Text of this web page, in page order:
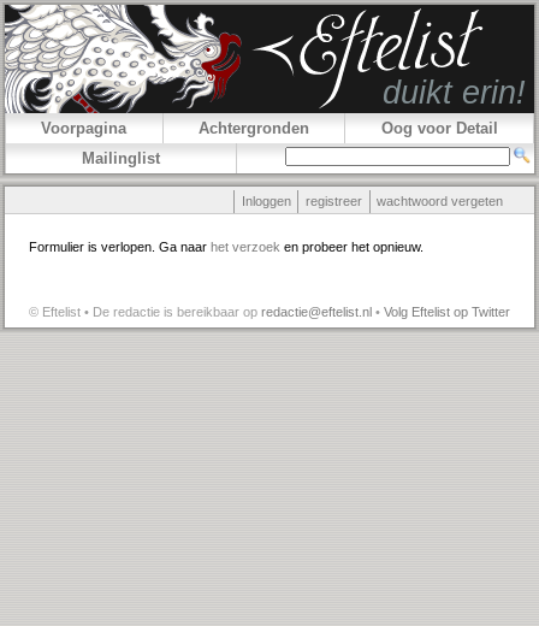
Voorpagina Achtergronden
Oog voor Detail
Mailinglist
Inloggen registreer wachtwoord vergeten
Formulier is verlopen. Ga naar het verzoek en probeer het opnieuw.
© Eftelist • De redactie is bereikbaar op redactie@eftelist.nl • Volg Eftelist op Twitter